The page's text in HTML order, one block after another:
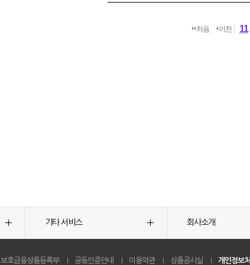
처음 이전 11
기타 서비스 회사소개
보호금융상품등록부 공동인증안내 이용약관 상품공시실 개인정보